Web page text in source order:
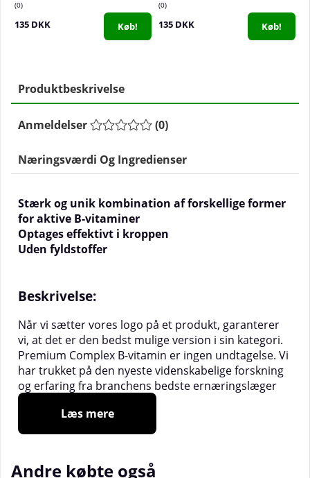
0
135 DKK Køb!
0
135 DKK Køb!
Produktbeskrivelse
Anmeldelser (0)
Næringsværdi Og Ingredienser
Stærk og unik kombination af forskellige former
for aktive B-vitaminer
Optages effektivt i kroppen
Uden fyldstoffer
Beskrivelse:
Når vi sætter vores logo på et produkt, garanterer
vi, at det er den bedst mulige version i sin kategori.
Premium Complex B-vitamin er ingen undtagelse. Vi
har trukket på den nyeste videnskabelige forskning
og erfaring fra branchens bedste ernæringslæger
og ernæringsterapeuter. Resultatet? Et unikt B-
vitaminpræparat!
Pureness Premium Complex B-vitamin
Læs mere
Andre købte også